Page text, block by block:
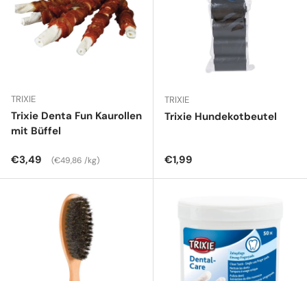
TRIXIE
Trixie Denta Fun Kaurollen
mit Büffel
Normaler Preis
€3,49 Grundpreis
€49,86 /kg
TRIXIE
Trixie Hundekotbeutel
Normaler Preis
€1,99